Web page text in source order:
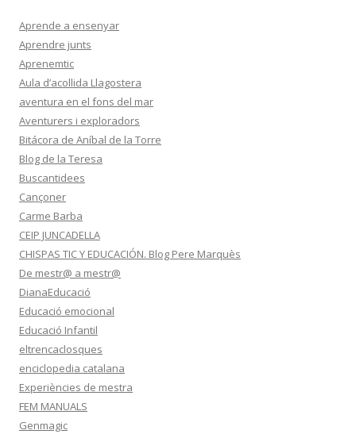
Aprende a ensenyar
Aprendre junts
Aprenemtic
Aula d’acollida Llagostera
aventura en el fons del mar
Aventurers i exploradors
Bitácora de Aníbal de la Torre
Blog de la Teresa
Buscantidees
Cançoner
Carme Barba
CEIP JUNCADELLA
CHISPAS TIC Y EDUCACIÓN. Blog Pere Marquès
De mestr@ a mestr@
DianaEducació
Educació emocional
Educació Infantil
eltrencaclosques
enciclopedia catalana
Experiències de mestra
FEM MANUALS
Genmagic